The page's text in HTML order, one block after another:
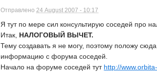
Отправлено24 August 2007 - 10:17
Я тут по мере сил консультирую соседей про
Итак, НАЛОГОВЫЙ ВЫЧЕТ.
Тему создавать я не могу, поэтому положу
информацию с форума соседей.
Начало на форуме соседей тут http://